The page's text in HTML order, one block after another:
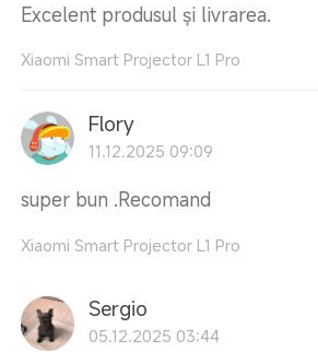
Excelent produsul și livrarea.
Xiaomi Smart Projector L1 Pro
Flory
11.12.2025 09:09
super bun .Recomand
Xiaomi Smart Projector L1 Pro
Sergio
05.12.2025 03:44